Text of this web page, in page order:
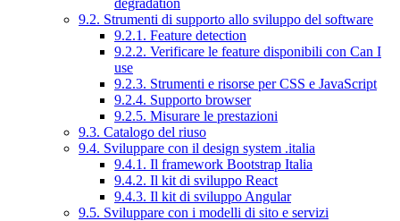
degradation
9.2. Strumenti di supporto allo sviluppo del software
9.2.1. Feature detection
9.2.2. Verificare le feature disponibili con Can I
use
9.2.3. Strumenti e risorse per CSS e JavaScript
9.2.4. Supporto browser
9.2.5. Misurare le prestazioni
9.3. Catalogo del riuso
9.4. Sviluppare con il design system .italia
9.4.1. Il framework Bootstrap Italia
9.4.2. Il kit di sviluppo React
9.4.3. Il kit di sviluppo Angular
9.5. Sviluppare con i modelli di sito e servizi